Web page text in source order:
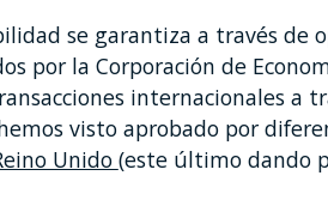
se garantiza a través de
por la Corporación de
internacionales a
visto aprobado por
Unido (este último dando